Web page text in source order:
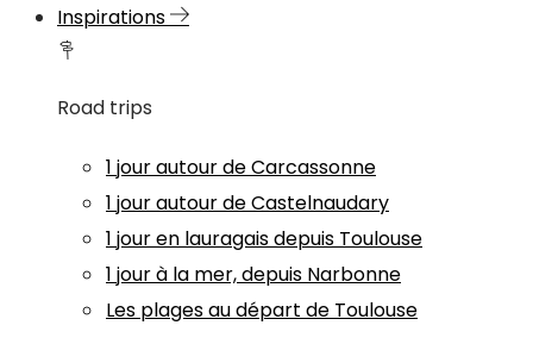
Inspirations
Road trips
1 jour autour de Carcassonne
1 jour autour de Castelnaudary
1 jour en lauragais depuis Toulouse
1 jour à la mer, depuis Narbonne
Les plages au départ de Toulouse